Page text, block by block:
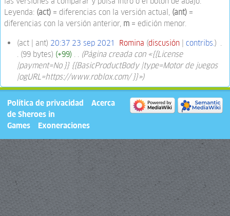
Leyenda: (act)= diferencias con la versión actual, (ant)=
diferencias con la versión anterior, m= edición menor.
act ant 20:37 23 sep 2021 Romina discusión contribs.
99 bytes
+99
Página creada con «{{License
|payment=No }} {{BasicProductBody |type=Motor de juegos
|ogURL=https://www.roblox.com/ }}»
Política de privacidad
Acerca
de Sheroes in
Games
Exoneraciones